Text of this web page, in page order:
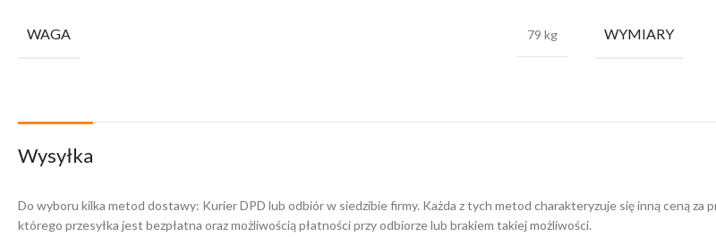
WAGA 79 kg WYMIARY
Wysyłka
Do wyboru kilka metod dostawy: Kurier DPD lub odbiór w siedzibie firmy. Każda z tych metod charakteryzuje się inną ceną za
którego przesyłka jest bezpłatna oraz możliwością płatności przy odbiorze lub brakiem takiej możliwości.